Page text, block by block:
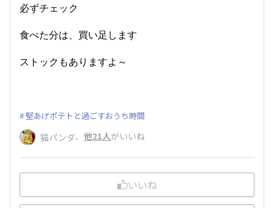
必ずチェック
食べた分は、買い足します
ストックもありますよ～
堅あげポテトと過ごすおうち時間
猫パンダ、 他21人がいいね
いいね